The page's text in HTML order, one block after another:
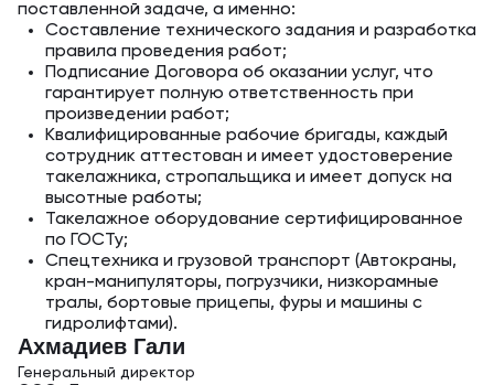
поставленной задаче, а именно:
Составление технического задания и разработка
правила проведения работ;
Подписание Договора об оказании услуг, что
гарантирует полную ответственность при
произведении работ;
Квалифицированные рабочие бригады, каждый
сотрудник аттестован и имеет удостоверение
такелажника, стропальщика и имеет допуск на
высотные работы;
Такелажное оборудование сертифицированное
по ГОСТу;
Спецтехника и грузовой транспорт (Автокраны,
кран-манипуляторы, погрузчики, низкорамные
тралы, бортовые прицепы, фуры и машины с
гидролифтами).
Ахм адиев Гали
Генеральный дирек тор